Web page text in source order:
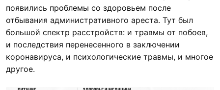
появились проблемы со здоровьем после
отбывания административного ареста. Тут был
большой спектр расстройств: и травмы от побоев,
и последствия перенесенного в заключении
коронавируса, и психологические травмы, и многое
другое.